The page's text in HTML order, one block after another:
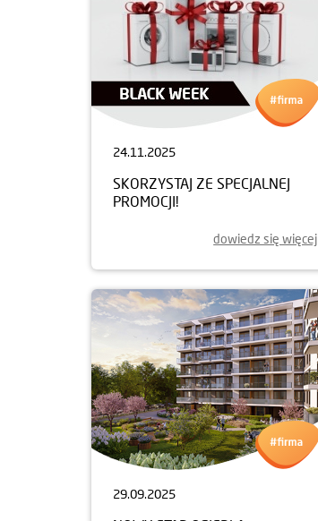
24.11.2025
SKORZYSTAJ ZE SPECJALNEJ
PROMOCJI!
dowiedz się więcej
29.09.2025